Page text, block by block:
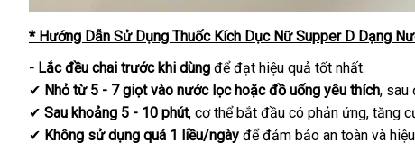
* Hướng Dẫn Sử Dụng Thuốc Kích Dục Nữ Supper D Dạng
- Lắc đều chai trước khi dùng để đạt hiệu quả tốt nhất.
✔ Nhỏ từ 5 - 7 giọt vào nước lọc hoặc đồ uống yêu thích, sau
✔ Sau khoảng 5 - 10 phút, cơ thể bắt đầu có phản ứng, tăng
✔ Không sử dụng quá 1 liều/ngày để đảm bảo an toàn và